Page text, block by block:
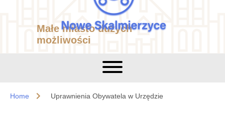
Małe miasto dużych
możliwości
Home Uprawnienia Obywatela w Urzędzie